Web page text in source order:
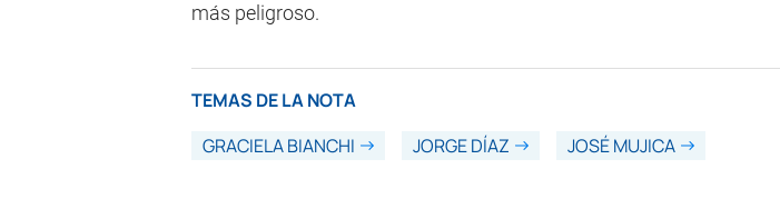
más peligroso.
TEMAS DE LA NOTA
GRACIELA BIANCHI
JORGE DÍAZ JOSÉ MUJICA